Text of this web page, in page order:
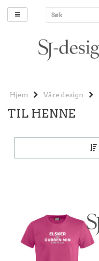
Hjem Våre design
TIL HENNE